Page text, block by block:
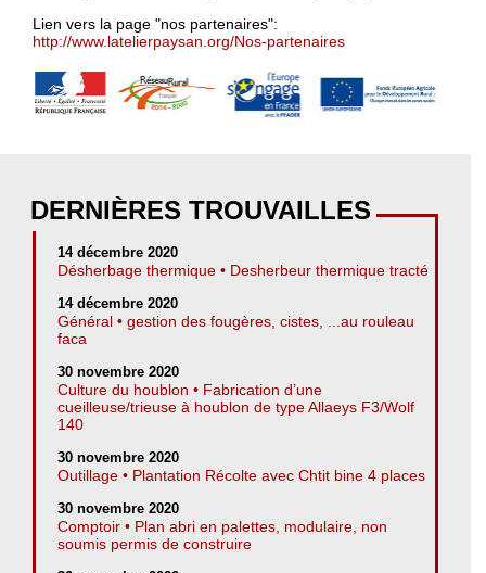
Lien vers la page "nos partenaires":
http://www.latelierpaysan.org/Nos-partenaires
DERNIÈRES TROUVAILLES
14 décembre 2020
Désherbage thermique • Desherbeur thermique tracté
14 décembre 2020
Général • gestion des fougères, cistes, ...au rouleau
faca
30 novembre 2020
Culture du houblon • Fabrication d’une
cueilleuse/trieuse à houblon de type Allaeys F3/Wolf
140
30 novembre 2020
Outillage • Plantation Récolte avec Chtit bine 4 places
30 novembre 2020
Comptoir • Plan abri en palettes, modulaire, non
soumis permis de construire